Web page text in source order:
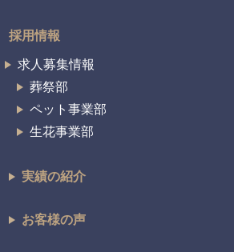
採用情報
求人募集情報
葬祭部
ペット事業部
生花事業部
実績の紹介
お客様の声